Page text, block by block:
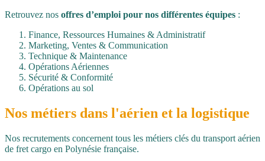
Retrouvez nos offres d’emploi pour nos différentes équipes :
Finance, Ressources Humaines & Administratif
Marketing, Ventes & Communication
Technique & Maintenance
Opérations Aériennes
Sécurité & Conformité
Opérations au sol
Nos métiers dans l'aérien et la logistique
Nos recrutements concernent tous les métiers clés du transport aérien
de fret cargo en Polynésie française.